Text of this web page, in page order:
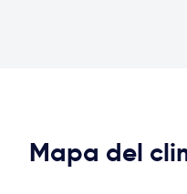
Mapa del